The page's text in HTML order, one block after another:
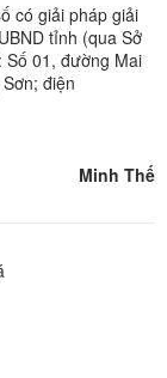
có giải pháp giải
tỉnh (qua Sở
Số 01, đường Mai
điện
Minh Thế